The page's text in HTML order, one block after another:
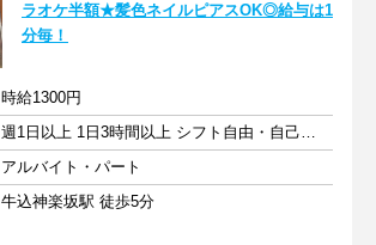
ラオケ半額★髪色ネイルピアスOK◎給与は1
分毎！
時給1300円
週1日以上 1日3時間以上 シフト自由・自己申告
アルバイト・パート
牛込神楽坂駅 徒歩5分